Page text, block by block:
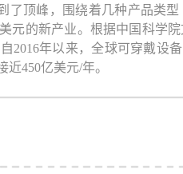
了顶峰，围绕着几种产品类
元的新产业。根据中国科学
2016年以来，全球可穿戴设
450亿美元/年。